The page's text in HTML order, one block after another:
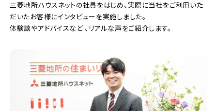
三菱地所ハウスネットの社員をはじめ、実際に当社をご利用いた
だいたお客様にインタビューを実施しました。
体験談やアドバイスなど 、リアルな声をご紹介します。